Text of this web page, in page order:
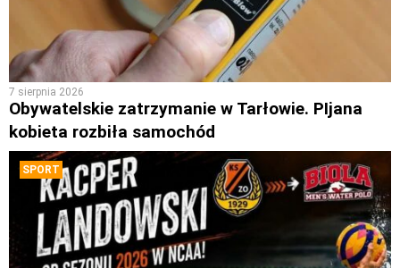
7 sierpnia 2026
Obywatelskie zatrzymanie w Tarłowie. PIjana
kobieta rozbiła samochód
SPORT